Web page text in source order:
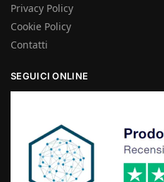
Privacy Policy
Cookie Policy
Contatti
SEGUICI ONLINE